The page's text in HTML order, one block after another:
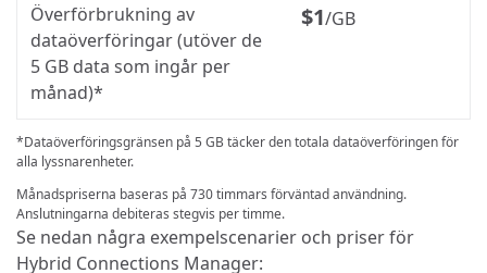
Överförbrukning av
dataöverföringar (utöver de
5 GB data som ingår per
månad)*
$1/GB
*Dataöverföringsgränsen på 5 GB täcker den totala dataöverföringen för
alla lyssnarenheter.
Månadspriserna baseras på 730timmars förväntad användning.
Anslutningarna debiteras stegvis per timme.
Se nedan några exempelscenarier och priser för
Hybrid Connections Manager: